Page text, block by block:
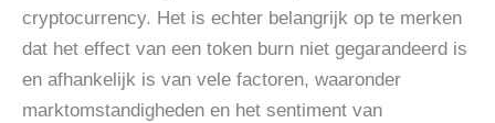
cryptocurrency. Het is echter belangrijk op te merken
dat het effect van een token burn niet gegarandeerd is
en afhankelijk is van vele factoren, waaronder
marktomstandigheden en het sentiment van